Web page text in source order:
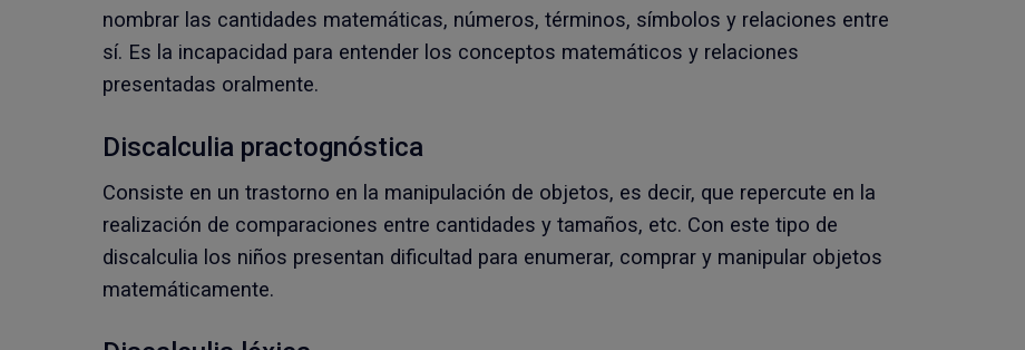
nombrar las cantidades matemáticas, números, términos, símbolos y relaciones entre
sí. Es la incapacidad para entender los conceptos matemáticos y relaciones
presentadas oralmente.
Discalculia practognóstica
Consiste en un trastorno en la manipulación de objetos, es decir, que repercute en la
realización de comparaciones entre cantidades y tamaños, etc. Con este tipo de
discalculia los niños presentan dificultad para enumerar, comprar y manipular objetos
matemáticamente.